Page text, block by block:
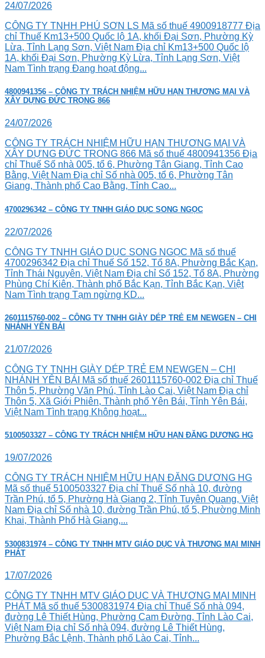
24/07/2026
CÔNG TY TNHH PHÚ SƠN LS Mã số thuế 4900918777 Địa
chỉ Thuế Km13+500 Quốc lộ 1A, khối Đại Sơn, Phường Kỳ
Lừa, Tỉnh Lạng Sơn, Việt Nam Địa chỉ Km13+500 Quốc lộ
1A, khối Đại Sơn, Phường Kỳ Lừa, Tỉnh Lạng Sơn, Việt
Nam Tình trạng Đang hoạt động...
4800941356 – CÔNG TY TRÁCH NHIỆM HỮU HẠN THƯƠNG MẠI VÀ
XÂY DỰNG ĐỨC TRỌNG 866
24/07/2026
CÔNG TY TRÁCH NHIỆM HỮU HẠN THƯƠNG MẠI VÀ
XÂY DỰNG ĐỨC TRỌNG 866 Mã số thuế 4800941356 Địa
chỉ Thuế Số nhà 005, tổ 6, Phường Tân Giang, Tỉnh Cao
Bằng, Việt Nam Địa chỉ Số nhà 005, tổ 6, Phường Tân
Giang, Thành phố Cao Bằng, Tỉnh Cao...
4700296342 – CÔNG TY TNHH GIÁO DỤC SONG NGỌC
22/07/2026
CÔNG TY TNHH GIÁO DỤC SONG NGỌC Mã số thuế
4700296342 Địa chỉ Thuế Số 152, Tổ 8A, Phường Bắc Kạn,
Tỉnh Thái Nguyên, Việt Nam Địa chỉ Số 152, Tổ 8A, Phường
Phùng Chí Kiên, Thành phố Bắc Kạn, Tỉnh Bắc Kạn, Việt
Nam Tình trạng Tạm ngừng KD...
2601115760-002 – CÔNG TY TNHH GIÀY DÉP TRẺ EM NEWGEN – CHI
NHÁNH YÊN BÁI
21/07/2026
CÔNG TY TNHH GIÀY DÉP TRẺ EM NEWGEN – CHI
NHÁNH YÊN BÁI Mã số thuế 2601115760-002 Địa chỉ Thuế
Thôn 5, Phường Văn Phú, Tỉnh Lào Cai, Việt Nam Địa chỉ
Thôn 5, Xã Giới Phiên, Thành phố Yên Bái, Tỉnh Yên Bái,
Việt Nam Tình trạng Không hoạt...
5100503327 – CÔNG TY TRÁCH NHIỆM HỮU HẠN ĐĂNG DƯƠNG HG
19/07/2026
CÔNG TY TRÁCH NHIỆM HỮU HẠN ĐĂNG DƯƠNG HG
Mã số thuế 5100503327 Địa chỉ Thuế Số nhà 10, đường
Trần Phú, tổ 5, Phường Hà Giang 2, Tỉnh Tuyên Quang, Việt
Nam Địa chỉ Số nhà 10, đường Trần Phú, tổ 5, Phường Minh
Khai, Thành Phố Hà Giang,...
5300831974 – CÔNG TY TNHH MTV GIÁO DỤC VÀ THƯƠNG MẠI MINH
PHÁT
17/07/2026
CÔNG TY TNHH MTV GIÁO DỤC VÀ THƯƠNG MẠI MINH
PHÁT Mã số thuế 5300831974 Địa chỉ Thuế Số nhà 094,
đường Lê Thiết Hùng, Phường Cam Đường, Tỉnh Lào Cai,
Việt Nam Địa chỉ Số nhà 094, đường Lê Thiết Hùng,
Phường Bắc Lệnh, Thành phố Lào Cai, Tỉnh...